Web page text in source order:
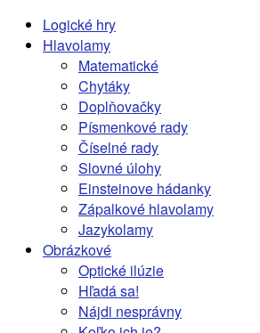
Logické hry
Hlavolamy
Matematické
Chytáky
Doplňovačky
Písmenkové rady
Číselné rady
Slovné úlohy
Einsteinove hádanky
Zápalkové hlavolamy
Jazykolamy
Obrázkové
Optické ilúzie
Hľadá sa!
Nájdi nesprávny